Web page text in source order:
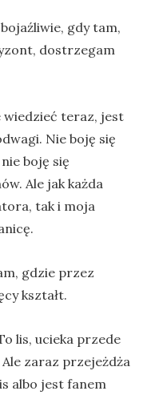
gdy tam,
dostrzegam
wiedzieć teraz, jest
Nie boję się
boję się
Ale jak każda
tak i moja
gdzie przez
kształt.
lis, ucieka przede
zaraz przejeżdża
albo jest fanem